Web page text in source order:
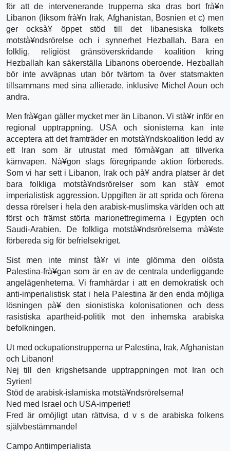
för att de intervenerande trupperna ska dras bort frà¥n
Libanon (liksom frà¥n Irak, Afghanistan, Bosnien et c) men
ger ocksà¥ öppet stöd till det libanesiska folkets
motstà¥ndsrörelse och i synnerhet Hezballah. Bara en
folklig, religiöst gränsöverskridande koalition kring
Hezballah kan säkerställa Libanons oberoende. Hezballah
bör inte avväpnas utan bör tvärtom ta över statsmakten
tillsammans med sina allierade, inklusive Michel Aoun och
andra.
Men frà¥gan gäller mycket mer än Libanon. Vi stà¥r inför en
regional upptrappning. USA och sionisterna kan inte
acceptera att det framträder en motstà¥ndskoalition ledd av
ett Iran som är utrustat med förmà¥gan att tillverka
kärnvapen. Nà¥gon slags föregripande aktion förbereds.
Som vi har sett i Libanon, Irak och pà¥ andra platser är det
bara folkliga motstà¥ndsrörelser som kan stà¥ emot
imperialistisk aggression. Uppgiften är att sprida och förena
dessa rörelser i hela den arabisk-muslimska världen och att
först och främst störta marionettregimerna i Egypten och
Saudi-Arabien. De folkliga motstà¥ndsrörelserna mà¥ste
förbereda sig för befrielsekriget.
Sist men inte minst fà¥r vi inte glömma den olösta
Palestina-frà¥gan som är en av de centrala underliggande
angelägenheterna. Vi framhärdar i att en demokratisk och
anti-imperialistisk stat i hela Palestina är den enda möjliga
lösningen pà¥ den sionistiska kolonisationen och dess
rasistiska apartheid-politik mot den inhemska arabiska
befolkningen.
Ut med ockupationstrupperna ur Palestina, Irak, Afghanistan
och Libanon!
Nej till den krigshetsande upptrappningen mot Iran och
Syrien!
Stöd de arabisk-islamiska motstà¥ndsrörelserna!
Ned med Israel och USA-imperiet!
Fred är omöjligt utan rättvisa, d v s de arabiska folkens
självbestämmande!
Campo Antiimperialista